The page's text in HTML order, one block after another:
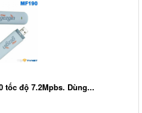
tốc độ 7.2Mpbs. Dùng...